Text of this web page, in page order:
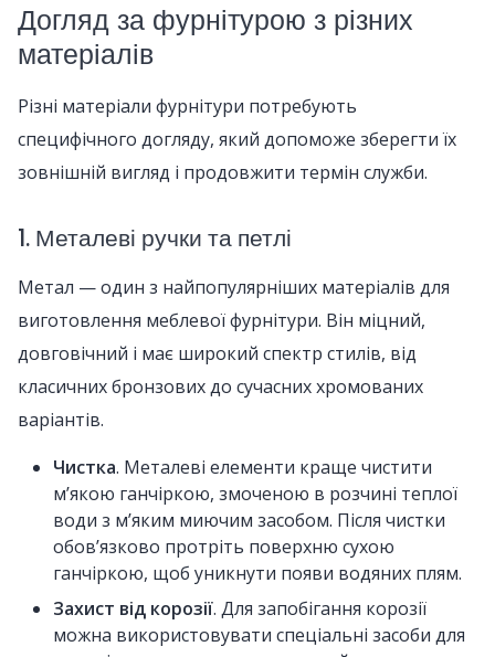
Догляд за фурнітурою з різних
матеріалів
Різні матеріали фурнітури потребують
специфічного догляду, який допоможе зберегти їх
зовнішній вигляд і продовжити термін служби.
1. Металеві ручки та петлі
Метал — один з найпопулярніших матеріалів для
виготовлення меблевої фурнітури. Він міцний,
довговічний і має широкий спектр стилів, від
класичних бронзових до сучасних хромованих
варіантів.
Чистка. Металеві елементи краще чистити
м’якою ганчіркою, змоченою в розчині теплої
води з м’яким миючим засобом. Після чистки
обов’язково протріть поверхню сухою
ганчіркою, щоб уникнути появи водяних плям.
Захист від корозії. Для запобігання корозії
можна використовувати спеціальні засоби для